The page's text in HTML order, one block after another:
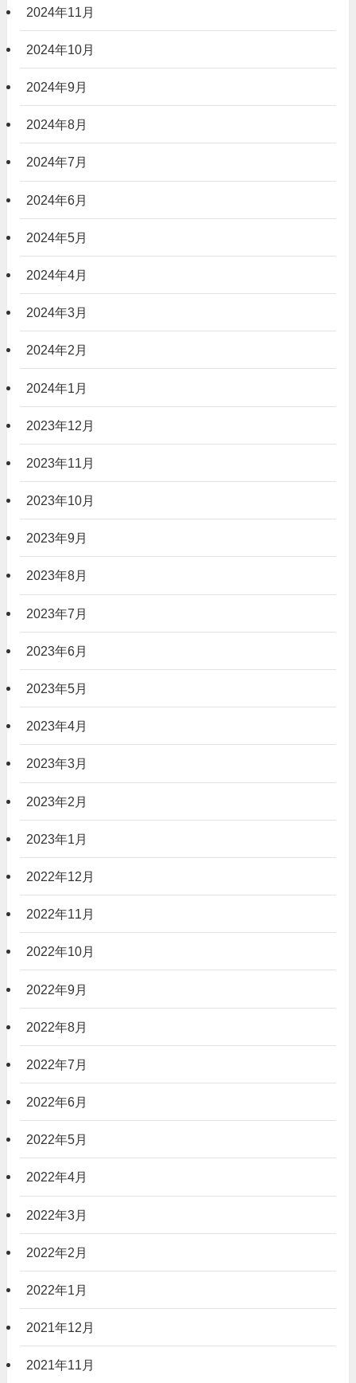
2024年11月
2024年10月
2024年9月
2024年8月
2024年7月
2024年6月
2024年5月
2024年4月
2024年3月
2024年2月
2024年1月
2023年12月
2023年11月
2023年10月
2023年9月
2023年8月
2023年7月
2023年6月
2023年5月
2023年4月
2023年3月
2023年2月
2023年1月
2022年12月
2022年11月
2022年10月
2022年9月
2022年8月
2022年7月
2022年6月
2022年5月
2022年4月
2022年3月
2022年2月
2022年1月
2021年12月
2021年11月